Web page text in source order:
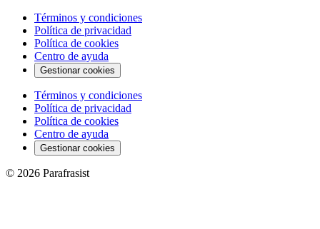
Términos y condiciones
Política de privacidad
Política de cookies
Centro de ayuda
Gestionar cookies
Términos y condiciones
Política de privacidad
Política de cookies
Centro de ayuda
Gestionar cookies
© 2026 Parafrasist